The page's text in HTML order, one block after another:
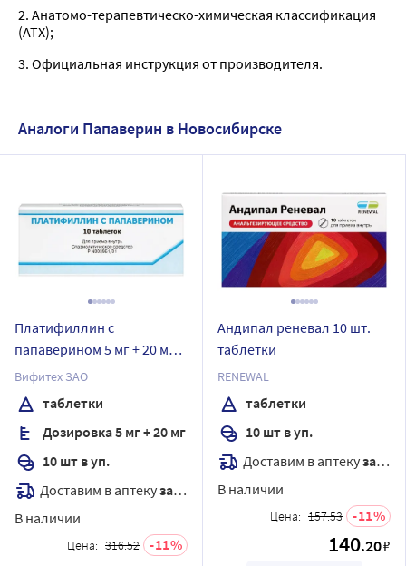
2. Анатомо-терапевтическо-химическая классификация
(ATX);
3. Официальная инструкция от производителя.
Аналоги Папаверин в Новосибирске
Платифиллин с
папаверином 5 мг + 20 мг
10 шт. таблетки
Вифитех ЗАО
таблетки
Дозировка 5 мг + 20 мг
10 шт в уп.
Доставим в аптекузавтра
В наличии
Цена: 316.52 11
Андипал реневал 10 шт.
таблетки
RENEWAL
таблетки
10 шт в уп.
Доставим в аптекузавтра
В наличии
Цена: 157.53 11
140.20₽